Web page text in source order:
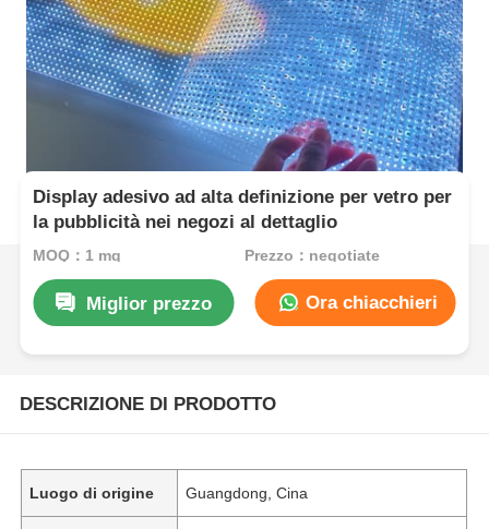
Display adesivo ad alta definizione per vetro per
la pubblicità nei negozi al dettaglio
MOQ：1 mq Prezzo：negotiate
Miglior prezzo Ora chiacchieri
DESCRIZIONE DI PRODOTTO
Luogo di origine Guangdong, Cina